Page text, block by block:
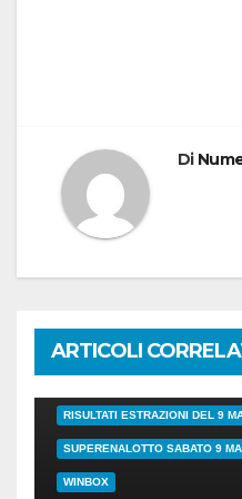
Di
ARTICOLI
38/24 COVID ESTRAZIONI
RISULTATI ESTRAZIONI DEL 9
SUPERENALOTTO SABATO 9
WINBOX